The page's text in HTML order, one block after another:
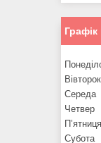
Вівторок
Середа
Четвер
Пʼятниця
Субота